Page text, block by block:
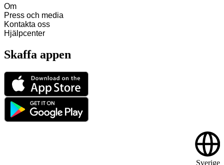
Om
Press och media
Kontakta oss
Hjälpcenter
Skaffa appen
Sverige